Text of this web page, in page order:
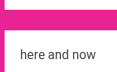
here and now